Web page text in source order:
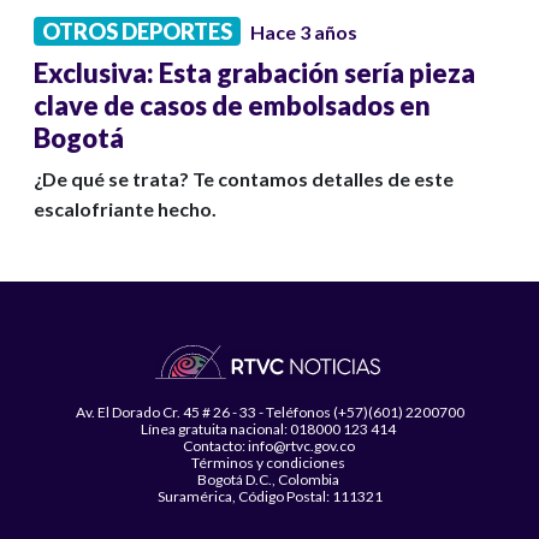
OTROS DEPORTES Hace 3 años
Exclusiva: Esta grabación sería pieza
clave de casos de embolsados en
Bogotá
¿De qué se trata? Te contamos detalles de este
escalofriante hecho.
Av. El Dorado Cr. 45 # 26 - 33 - Teléfonos (+57)(601) 2200700
Línea gratuita nacional: 018000 123 414
Contacto: info@rtvc.gov.co
Términos y condiciones
Bogotá D.C., Colombia
Suramérica, Código Postal: 111321